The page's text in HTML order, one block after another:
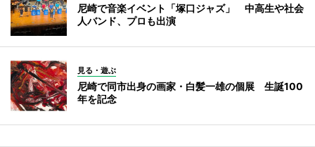
尼崎で音楽イベント「塚口ジャズ」 中高生や社会
人バンド、プロも出演
見る・遊ぶ
尼崎で同市出身の画家・白髪一雄の個展 生誕100
年を記念